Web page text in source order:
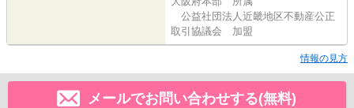
公益社団法人近畿地区不動産公正
取引協議会 加盟
情報の見方
メールでお問い合わせする(無料)